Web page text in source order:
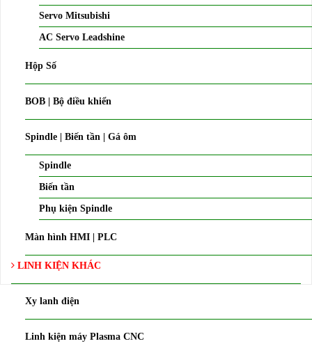
Servo Mitsubishi
AC Servo Leadshine
Hộp Số
BOB | Bộ điều khiển
Spindle | Biến tần | Gá ôm
Spindle
Biến tần
Phụ kiện Spindle
Màn hình HMI | PLC
LINH KIỆN KHÁC
Xy lanh điện
Linh kiện máy Plasma CNC